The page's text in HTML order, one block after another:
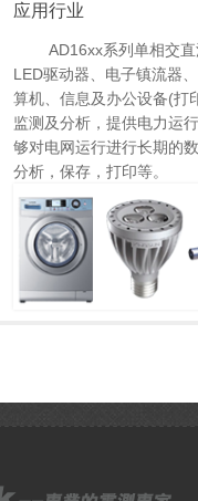
应用行业
AD16xx系列单相交直流
LED驱动器、电子镇流器
算机、信息及办公设备(打
监测及分析，提供电力运
够对电网运行进行长期的
分析，保存，打印等。